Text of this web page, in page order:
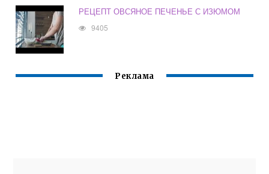
РЕЦЕПТ ОВСЯНОЕ ПЕЧЕНЬЕ С ИЗЮМОМ
9405
Реклама